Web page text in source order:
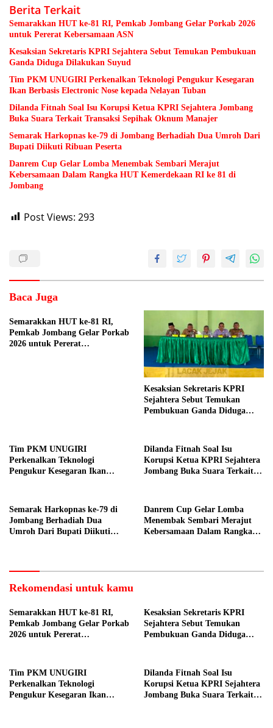
Berita Terkait
Semarakkan HUT ke-81 RI, Pemkab Jombang Gelar Porkab 2026
untuk Pererat Kebersamaan ASN
Kesaksian Sekretaris KPRI Sejahtera Sebut Temukan Pembukuan
Ganda Diduga Dilakukan Suyud
Tim PKM UNUGIRI Perkenalkan Teknologi Pengukur Kesegaran
Ikan Berbasis Electronic Nose kepada Nelayan Tuban
Dilanda Fitnah Soal Isu Korupsi Ketua KPRI Sejahtera Jombang
Buka Suara Terkait Transaksi Sepihak Oknum Manajer
Semarak Harkopnas ke-79 di Jombang Berhadiah Dua Umroh Dari
Bupati Diikuti Ribuan Peserta
Danrem Cup Gelar Lomba Menembak Sembari Merajut
Kebersamaan Dalam Rangka HUT Kemerdekaan RI ke 81 di
Jombang
Post Views: 293
Baca Juga
Semarakkan HUT ke-81 RI,
Pemkab Jombang Gelar Porkab
2026 untuk Pererat
Kesaksian Sekretaris KPRI
Sejahtera Sebut Temukan
Pembukuan Ganda Diduga
Tim PKM UNUGIRI
Perkenalkan Teknologi
Pengukur Kesegaran Ikan
Dilanda Fitnah Soal Isu
Korupsi Ketua KPRI Sejahtera
Jombang Buka Suara Terkait
Semarak Harkopnas ke-79 di
Jombang Berhadiah Dua
Umroh Dari Bupati Diikuti
Danrem Cup Gelar Lomba
Menembak Sembari Merajut
Kebersamaan Dalam Rangka
Rekomendasi untuk kamu
Semarakkan HUT ke-81 RI,
Pemkab Jombang Gelar Porkab
2026 untuk Pererat
Kesaksian Sekretaris KPRI
Sejahtera Sebut Temukan
Pembukuan Ganda Diduga
Tim PKM UNUGIRI
Perkenalkan Teknologi
Pengukur Kesegaran Ikan
Dilanda Fitnah Soal Isu
Korupsi Ketua KPRI Sejahtera
Jombang Buka Suara Terkait